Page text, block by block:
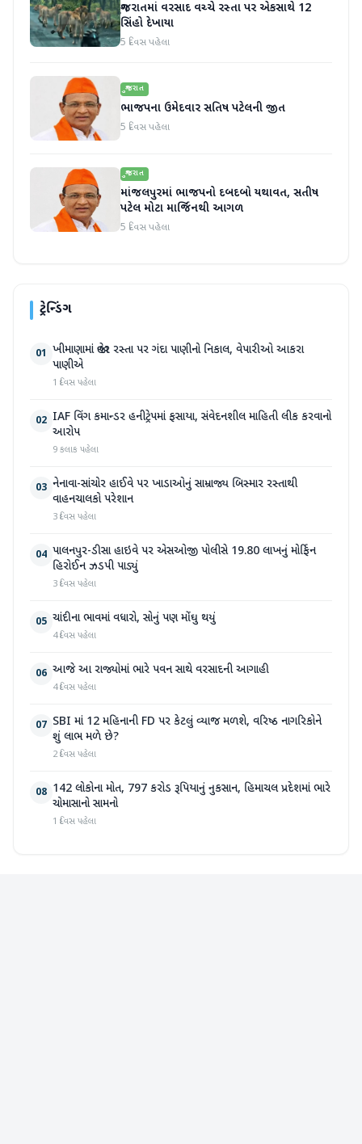
ગુજરાતમાં વરસાદ વચ્ચે રસ્તા પર એકસાથે 12
સિંહો દેખાયા
5 દિવસ પહેલા
ગુજરાત
ભાજપના ઉમેદવાર સતિષ પટેલની જીત
5 દિવસ પહેલા
ગુજરાત
માંજલપુરમાં ભાજપનો દબદબો યથાવત, સતીષ
પટેલ મોટા માર્જિનથી આગળ
5 દિવસ પહેલા
ટ્રેન્ડિંગ
01 ખીમાણામાં જાહેર રસ્તા પર ગંદા પાણીનો નિકાલ, વેપારીઓ આકરા
પાણીએ
1 દિવસ પહેલા
02 IAF વિંગ કમાન્ડર હનીટ્રેપમાં ફસાયા, સંવેદનશીલ માહિતી લીક કરવાનો
આરોપ
9 કલાક પહેલા
03 નેનાવા-સાંચોર હાઈવે પર ખાડાઓનું સામ્રાજ્ય બિસ્માર રસ્તાથી
વાહનચાલકો પરેશાન
3 દિવસ પહેલા
04 પાલનપુર-ડીસા હાઇવે પર એસઓજી પોલીસે 19.80 લાખનું મોર્ફિન
હિરોઈન ઝડપી પાડ્યું
3 દિવસ પહેલા
05 ચાંદીના ભાવમાં વધારો, સોનું પણ મોંઘુ થયું
4 દિવસ પહેલા
06 આજે આ રાજ્યોમાં ભારે પવન સાથે વરસાદની આગાહી
4 દિવસ પહેલા
07 SBI માં 12 મહિનાની FD પર કેટલું વ્યાજ મળશે, વરિષ્ઠ નાગરિકોને
શું લાભ મળે છે?
2 દિવસ પહેલા
08 142 લોકોના મોત, 797 કરોડ રૂપિયાનું નુકસાન, હિમાચલ પ્રદેશમાં ભારે
ચોમાસાનો સામનો
1 દિવસ પહેલા